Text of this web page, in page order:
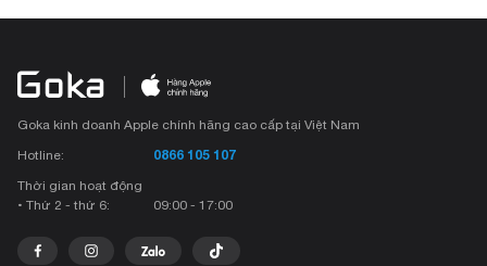
Goka kinh doanh Apple chính hãng cao cấp tại Việt Nam
Hotline:
0866 105 107
Thời gian hoạt động
• Thứ 2 - thứ 6:
09:00 - 17:00